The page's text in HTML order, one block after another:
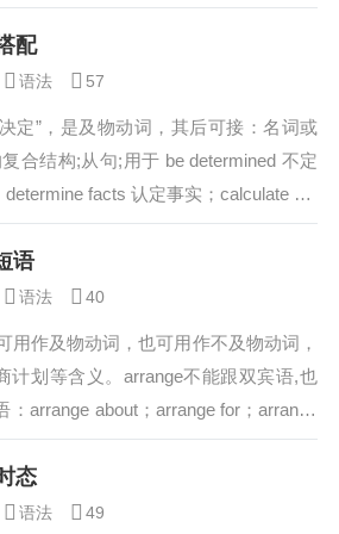
配
语法 57
定”，是及物动词，其后可接：名词或
合结构;从句;用于 be determined 不定
facts 认定事实；calculate det
语
语法 40
用作及物动词，也可用作不及物动词，
计划等含义。arrange不能跟双宾语,也
arrange about；arrange for；arrange
态
语法 49